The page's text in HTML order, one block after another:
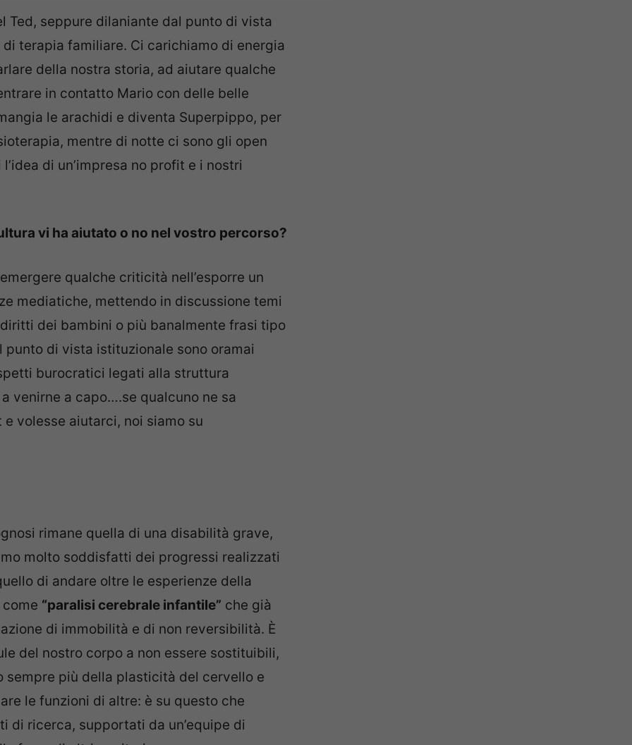
Ted, seppure dilaniante dal punto di vista
terapia familiare. Ci carichiamo di energia
della nostra storia, ad aiutare qualche
in contatto Mario con delle belle
le arachidi e diventa Superpippo, per
mentre di notte ci sono gli open
di un’impresa no profit e i nostri
vi ha aiutato o no nel vostro percorso?
qualche criticità nell’esporre un
mediatiche, mettendo in discussione temi
dei bambini o più banalmente frasi tipo
punto di vista istituzionale sono oramai
burocratici legati alla struttura
venirne a capo….se qualcuno ne sa
volesse aiutarci, noi siamo su
rimane quella di una disabilità grave,
molto soddisfatti dei progressi realizzati
di andare oltre le esperienze della
“paralisi cerebrale infantile” che già
di immobilità e di non reversibilità. È
del nostro corpo a non essere sostituibili,
sempre più della plasticità del cervello e
le funzioni di altre: è su questo che
ricerca, supportati da un’equipe di